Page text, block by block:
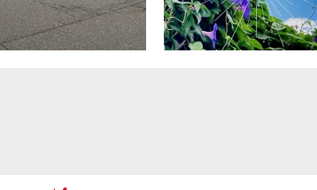
奉仕デー 臨時議会